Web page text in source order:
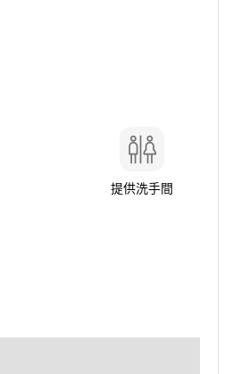
提供洗手間